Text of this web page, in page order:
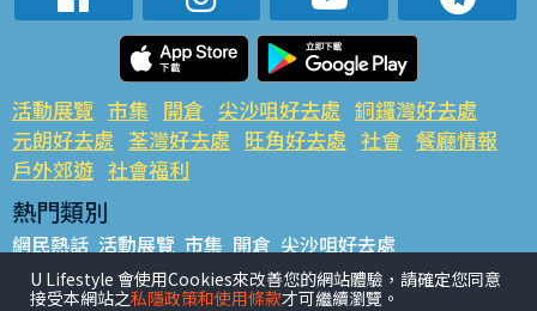
活動展覽 市集 開倉 尖沙咀好去處 銅鑼灣好去處
元朗好去處 荃灣好去處 旺角好去處 社會 餐廳情報
戶外郊遊 社會福利
熱門類別
網民熱話 活動展覽 市集 開倉 尖沙咀好去處
銅鑼灣好去處 元朗好去處 荃灣好去處 旺角好去處 社會
餐廳情報 戶外郊遊
U Lifestyle 會使用Cookies來改善您的網站體驗，請確定您同意
接受本網站之私隱政策和使用條款才可繼續瀏覽。